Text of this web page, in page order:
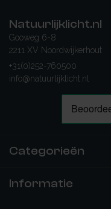
Natuurlijklicht.nl
Gooweg 6-8
2211 XV Noordwijkerhout
+31(0)252-760500
info@natuurlijklicht.nl
Categorieën
Informatie